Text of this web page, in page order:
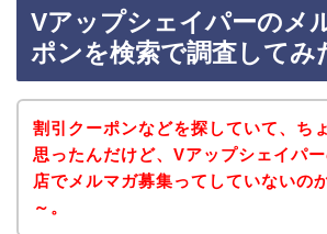
Vアップシェイパーのメ
ポンを検索で調査してみ
割引クーポンなどを探していて、ち
思ったんだけど、Vアップシェイパ
店でメルマガ募集ってしていないの
～。